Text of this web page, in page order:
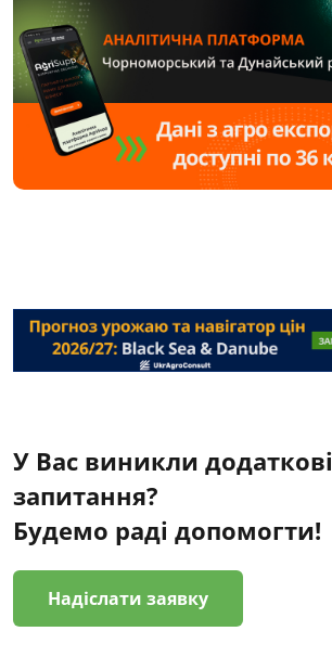
У Вас виникли додаткові
запитання?
Будемо раді допомогти!
Надіслати заявку